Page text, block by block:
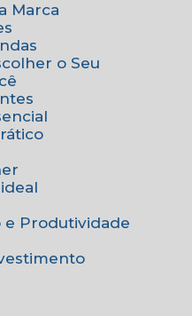
Marca
o Seu
e Produtividade